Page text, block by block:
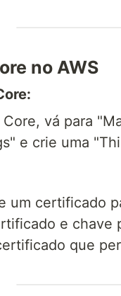
no AWS
vá para
e crie uma
um certificado
e chave
que